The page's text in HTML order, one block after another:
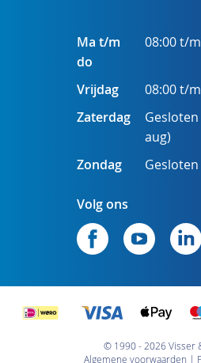
Ma t/m
do
08:00 t/
Vrijdag
08:00 t/
Zaterdag
aug)
Zondag
Gesloten
Volg ons
© 1990 - 2026 Visser
Algemene voorwaarden